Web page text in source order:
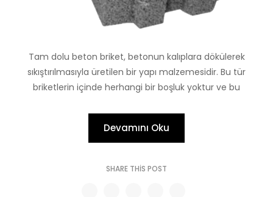
Tam dolu beton briket, betonun kalıplara dökülerek
sıkıştırılmasıyla üretilen bir yapı malzemesidir. Bu tür
briketlerin içinde herhangi bir boşluk yoktur ve bu
Devamını Oku
SHARE THIS POST